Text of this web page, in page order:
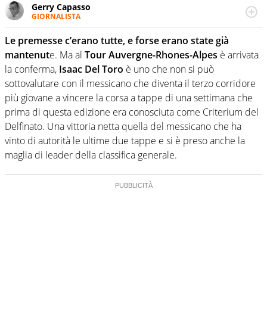
Gerry Capasso
GIORNALISTA
Per lui gli sport americani non hanno segreti: basket,
football, baseball e la capacità innata di trovare la notizia
dove altri non vedono granché
Le premesse c’erano tutte, e forse erano state già
mantenute. Ma al Tour Auvergne-Rhones-Alpes è arrivata
la conferma, Isaac Del Toro è uno che non si può
sottovalutare con il messicano che diventa il terzo corridore
più giovane a vincere la corsa a tappe di una settimana che
prima di questa edizione era conosciuta come Criterium del
Delfinato. Una vittoria netta quella del messicano che ha
vinto di autorità le ultime due tappe e si è preso anche la
maglia di leader della classifica generale.